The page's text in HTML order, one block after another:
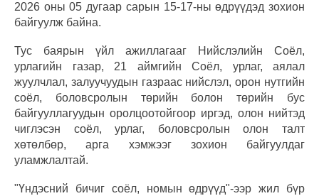
2026 оны 05 дугаар сарын 15-17-ны өдрүүдэд зохион
байгуулж байна.
Тус баярын үйл ажиллагааг Нийслэлийн Соёл,
урлагийн газар, 21 аймгийн Соёл, урлаг, аялал
жуулчлал, залуучуудын газраас нийслэл, орон нутгийн
соёл, боловсролын төрийн болон төрийн бус
байгууллагуудын оролцоотойгоор иргэд, олон нийтэд
чиглэсэн соёл, урлаг, боловсролын олон талт
хөтөлбөр, арга хэмжээг зохион байгуулдаг
уламжлалтай.
"Үндэсний бичиг соёл, номын өдрүүд"-ээр жил бүр